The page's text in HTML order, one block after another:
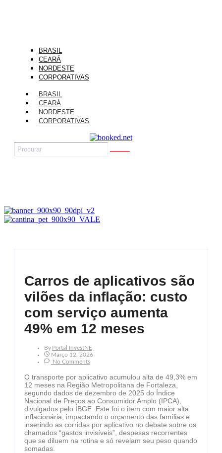
BRASIL
CEARÁ
NORDESTE
CORPORATIVAS
BRASIL
CEARÁ
NORDESTE
CORPORATIVAS
Carros de aplicativos são
vilões da inflação: custo
com serviço aumenta
49% em 12 meses
By Portal InvestNE
Março 12, 2026
No Comments
O transporte por aplicativo acumulou alta de 49,3% em
12 meses na Região Metropolitana de Fortaleza,
segundo dados de dezembro de 2025 do Índice
Nacional de Preços ao Consumidor Amplo (IPCA),
divulgados pelo IBGE. Este foi o item com maior alta
inflacionária, impactando o orçamento das famílias e
inserindo as corridas por aplicativo no debate sobre os
chamados “gastos invisíveis”, despesas recorrentes
que se diluem na rotina e só revelam seu peso quando
somadas.